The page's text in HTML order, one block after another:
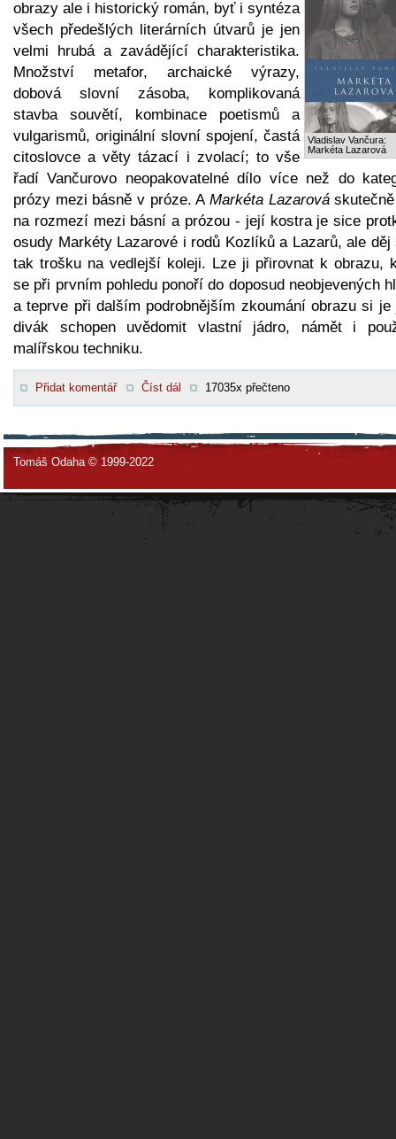
Vladislav Vančura:
Markéta Lazarová
obrazy ale i historický román, byť i syntéza
všech předešlých literárních útvarů je jen
velmi hrubá a zavádějící charakteristika.
Množství metafor, archaické výrazy,
dobová slovní zásoba, komplikovaná
stavba souvětí, kombinace poetismů a
vulgarismů, originální slovní spojení, častá
citoslovce a věty tázací i zvolací; to vše
řadí Vančurovo neopakovatelné dílo více než do
prózy mezi básně v próze. A Markéta Lazarová
na rozmezí mezi básní a prózou - její kostra je sice
osudy Markéty Lazarové i rodů Kozlíků a Lazarů, ale děj
tak trošku na vedlejší koleji. Lze ji přirovnat k obrazu,
se při prvním pohledu ponoří do doposud neobjevených
a teprve při dalším podrobnějším zkoumání obrazu si je
divák schopen uvědomit vlastní jádro, námět i
malířskou techniku.
Přidat komentář Číst dál 17035x přečteno
Tomáš Odaha © 1999-2022